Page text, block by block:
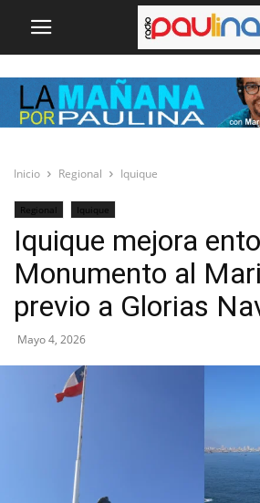
Inicio Regional Iquique
Regional Iquique
Iquique mejora
Monumento al
previo a Glorias
Mayo 4, 2026